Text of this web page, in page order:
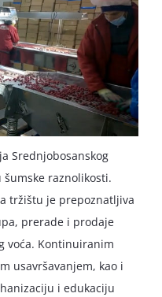
Srednjobosanskog
raznolikosti.
tržištu je prepoznatljiva
prerade i prodaje
voća. Kontinuiranim
usavršavanjem, kao i
i edukaciju